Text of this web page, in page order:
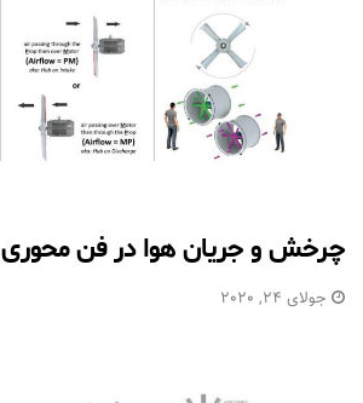
چرخش و جریان هوا در فن محوری
جولای 24, 2020